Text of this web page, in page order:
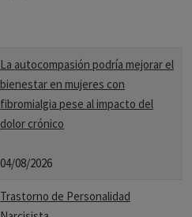
La autocompasión podría mejorar el
bienestar en mujeres con
fibromialgia pese al impacto del
dolor crónico
04/08/2026
Trastorno de Personalidad